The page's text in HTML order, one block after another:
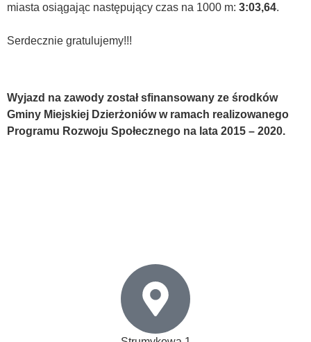
miasta osiągając następujący czas na 1000 m: 3:03,64.
Serdecznie gratulujemy!!!
Wyjazd na zawody został sfinansowany ze środków
Gminy Miejskiej Dzierżoniów w ramach realizowanego
Programu Rozwoju Społecznego na lata 2015 – 2020.